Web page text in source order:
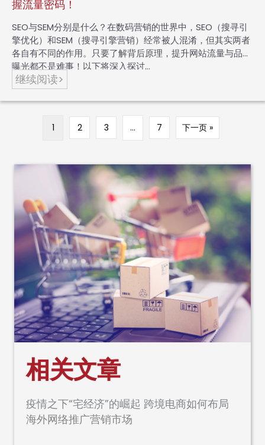
握流量密码！
SEO与SEM分别是什么？在数码营销的世界中，SEO（搜寻引
擎优化）和SEM（搜寻引擎营销）经常被人混淆，但其实两者
各自有不同的作用。只要了解背后原理，提升网站流量与品牌
曝光都不是难事！以下将深入探讨…
继续阅读>
1 2 3 … 7 下一页 »
相关文章
疫情之下“宅经济”的崛起 跨境电商如何布局
海外网络推广营销市场